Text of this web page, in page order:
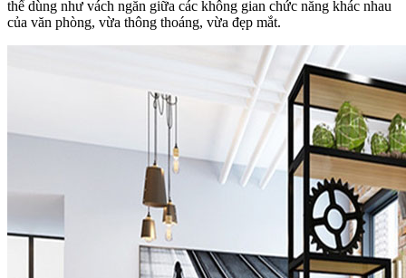
thể dùng như vách ngăn giữa các không gian chức năng khác nhau
của văn phòng, vừa thông thoáng, vừa đẹp mắt.